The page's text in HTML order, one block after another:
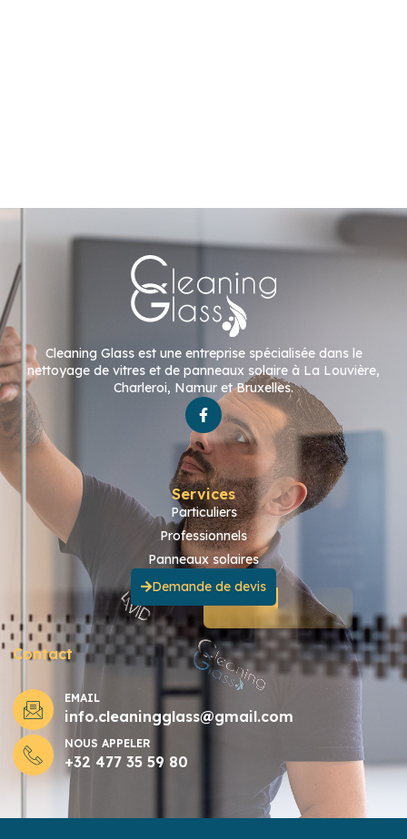
Cleaning Glass est une entreprise spécialisée dans le
nettoyage de vitres et de panneaux solaire à La Louvière,
Charleroi, Namur et Bruxelles.
Services
Particuliers
Professionnels
Panneaux solaires
Demande de devis
Contact
EMAIL
info.cleaningglass@gmail.com
NOUS APPELER
+32 477 35 59 80